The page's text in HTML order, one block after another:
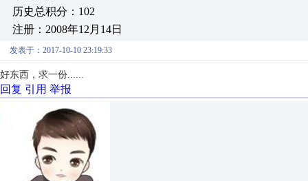
历史总积分：102
注册：2008年12月14日
发表于：2017-10-10 23:19:33
好东西，求一份......
回复 引用 举报